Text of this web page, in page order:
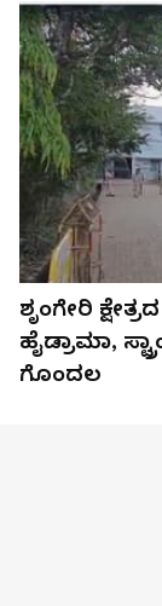
ಶೃಂಗೇರಿ
ಹೈಡ್ರಾಮಾ,
ಗೊಂದಲ